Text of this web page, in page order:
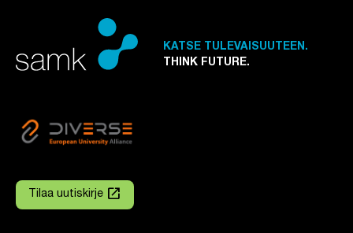
KATSE TULEVAISUUTEEN.
THINK FUTURE.
Tilaa uutiskirje
Linkki avautuu uuteen välilehteen
launch